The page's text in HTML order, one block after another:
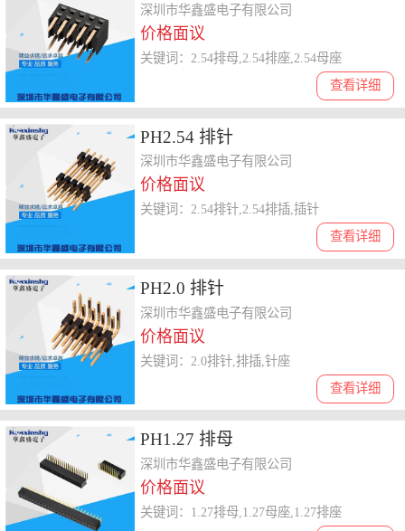
深圳市华鑫盛电子有限公司
价格面议
查看详细
关键词：2.54排母,2.54排座,2.54母座
PH2.54 排针
深圳市华鑫盛电子有限公司
价格面议
查看详细
关键词：2.54排针,2.54排插,插针
PH2.0 排针
深圳市华鑫盛电子有限公司
价格面议
查看详细
关键词：2.0排针,排插,针座
PH1.27 排母
深圳市华鑫盛电子有限公司
价格面议
关键词：1.27排母,1.27母座,1.27排座